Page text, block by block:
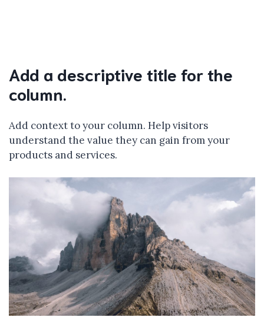
Add a descriptive title for the
column.
Add context to your column. Help visitors
understand the value they can gain from your
products and services.